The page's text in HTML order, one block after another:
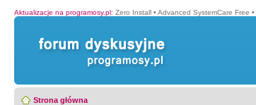
Aktualizacje na programosy.pl: Zero Install • Advanced SystemCare Free •
Strona główna